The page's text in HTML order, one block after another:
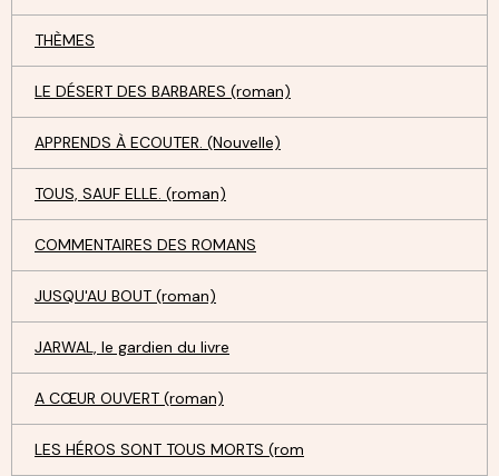
THÈMES
LE DÉSERT DES BARBARES (roman)
APPRENDS À ECOUTER. (Nouvelle)
TOUS, SAUF ELLE. (roman)
COMMENTAIRES DES ROMANS
JUSQU'AU BOUT (roman)
JARWAL, le gardien du livre
A CŒUR OUVERT (roman)
LES HÉROS SONT TOUS MORTS (rom